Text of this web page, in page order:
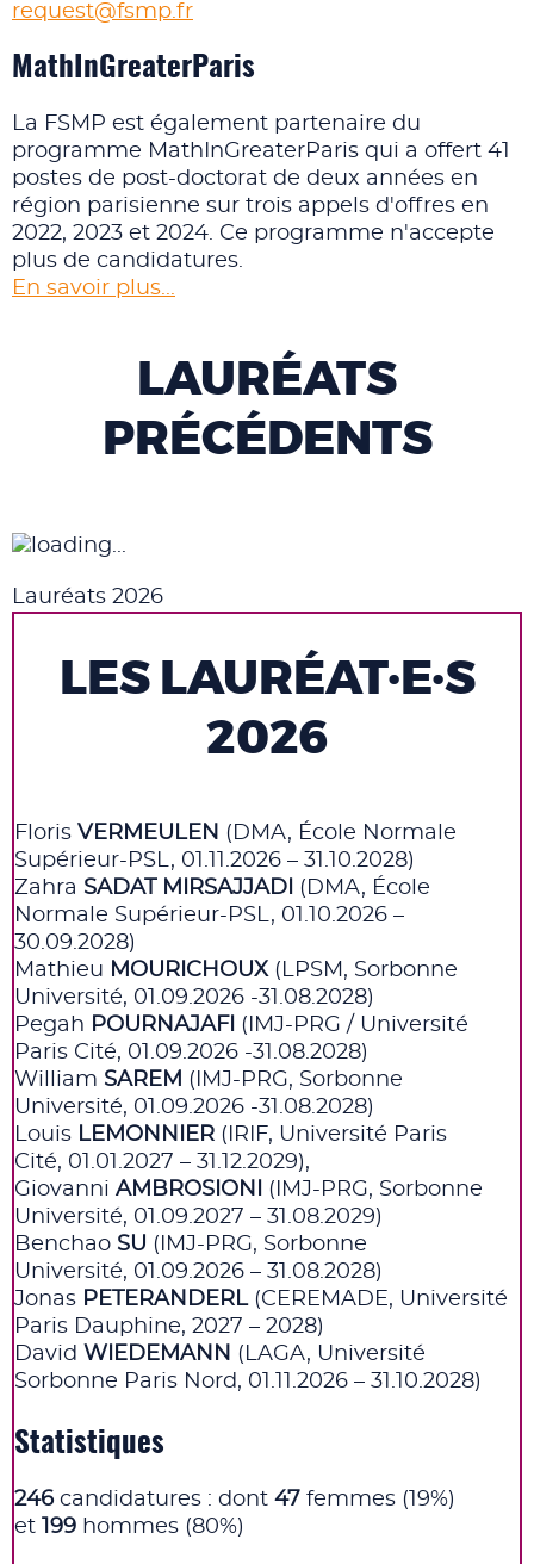
request@fsmp.fr
MathInGreaterParis
La FSMP est également partenaire du
programme MathInGreaterParis qui a offert 41
postes de post-doctorat de deux années en
région parisienne sur trois appels d'offres en
2022, 2023 et 2024. Ce programme n'accepte
plus de candidatures.
En savoir plus...
LAURÉATS
PRÉCÉDENTS
Lauréats 2026
LES LAURÉAT·E·S
2026
Floris VERMEULEN (DMA, École Normale
Supérieur-PSL, 01.11.2026 – 31.10.2028)
Zahra SADAT MIRSAJJADI (DMA, École
Normale Supérieur-PSL, 01.10.2026 –
30.09.2028)
Mathieu MOURICHOUX(LPSM, Sorbonne
Université, 01.09.2026 -31.08.2028)
Pegah POURNAJAFI (IMJ-PRG / Université
Paris Cité, 01.09.2026 -31.08.2028)
William SAREM (IMJ-PRG, Sorbonne
Université, 01.09.2026 -31.08.2028)
Louis LEMONNIER (IRIF, Université Paris
Cité, 01.01.2027 – 31.12.2029),
Giovanni AMBROSIONI (IMJ-PRG, Sorbonne
Université, 01.09.2027 – 31.08.2029)
Benchao SU (IMJ-PRG, Sorbonne
Université, 01.09.2026 – 31.08.2028)
Jonas PETERANDERL(CEREMADE, Université
Paris Dauphine, 2027 – 2028)
David WIEDEMANN (LAGA, Université
Sorbonne Paris Nord, 01.11.2026 – 31.10.2028)
Statistiques
246candidatures : dont 47 femmes (19%)
et
199 hommes (80%)